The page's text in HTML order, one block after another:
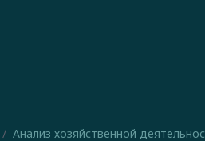
Анализ хозяйственной